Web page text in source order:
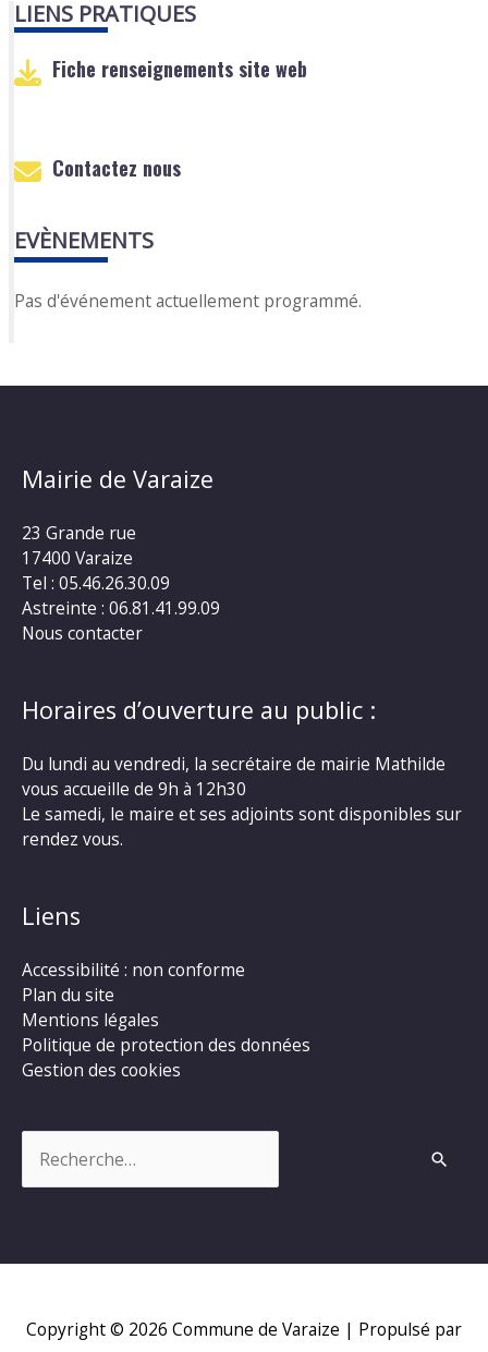
LIENS PRATIQUES
Fiche renseignements site web
Contactez nous
EVÈNEMENTS
Pas d'événement actuellement programmé.
Mairie de Varaize
23 Grande rue
17400 Varaize
Tel : 05.46.26.30.09
Astreinte : 06.81.41.99.09
Nous contacter
Horaires d’ouverture au public :
Du lundi au vendredi, la secrétaire de mairie Mathilde
vous accueille de 9h à 12h30
Le samedi, le maire et ses adjoints sont disponibles sur
rendez vous.
Liens
Accessibilité : non conforme
Plan du site
Mentions légales
Politique de protection des données
Gestion des cookies
Copyright © 2026 Commune de Varaize | Propulsé par